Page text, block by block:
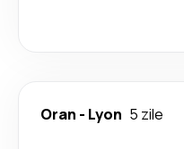
Oran - Lyon 5 zile